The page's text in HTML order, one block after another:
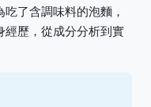
了含調味料的泡麵，
經歷，從成分分析到實